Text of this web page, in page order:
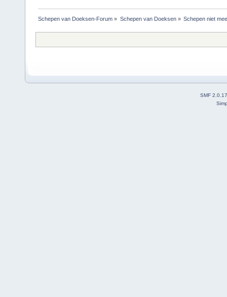
Schepen van Doeksen-Forum » Schepen van Doeksen» Schepen niet
SMF 2.0.17